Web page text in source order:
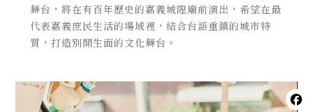
舞台，將在有百年歷史的嘉義城隍廟前演出，希望在最
代表嘉義庶民生活的場域裡，結合台語重鎮的城市特
質，打造別開生面的文化舞台。